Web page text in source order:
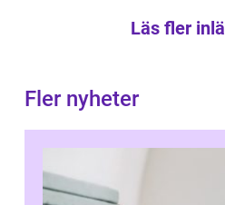
Läs fler
Fler nyheter